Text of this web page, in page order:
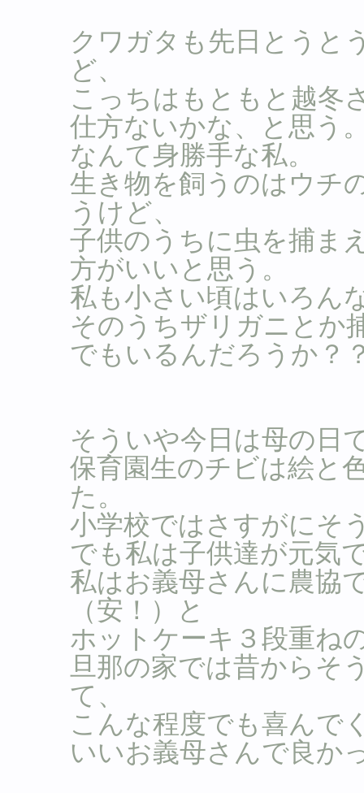
クワガタも先日とうと
ど、
こっちはもともと越冬
仕方ないかな、と思う
なんて身勝手な私。
生き物を飼うのはウチ
うけど、
子供のうちに虫を捕ま
方がいいと思う。
私も小さい頃はいろん
そのうちザリガニとか
でもいるんだろうか？
そういや今日は母の日
保育園生のチビは絵と
た。
小学校ではさすがにそ
でも私は子供達が元気
私はお義母さんに農協
（安！）と
ホットケーキ３段重ね
旦那の家では昔からそ
て、
こんな程度でも喜んで
いいお義母さんで良か